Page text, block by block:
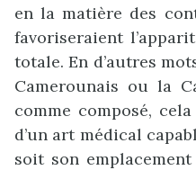
en la matière des
favoriseraient
totale. En d’autres
Camerounais ou la
comme composé,
d’un art médical
soit son